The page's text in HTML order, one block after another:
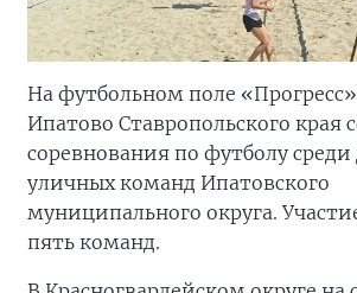
На футбольном поле
Ипатово Ставропольского края
соревнования по футболу
уличных команд Ипатовского
муниципального округа.
пять команд.